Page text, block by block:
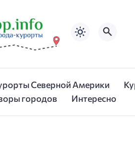
Северной Америки
городов Интересно